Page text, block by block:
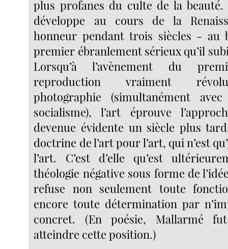
plus profanes du culte de la
développe au cours de la
honneur pendant trois siècles - au
premier ébranlement sérieux qu’il
Lorsqu’à l’avènement du
reproduction vraiment
photographie (simultanément
socialisme), l’art éprouve
devenue évidente un siècle plus
doctrine de l’art pour l’art, qui n’est
l’art. C’est d’elle qu’est
théologie négative sous forme de
refuse non seulement toute
encore toute détermination par
concret. (En poésie, Mallarmé
atteindre cette position.)